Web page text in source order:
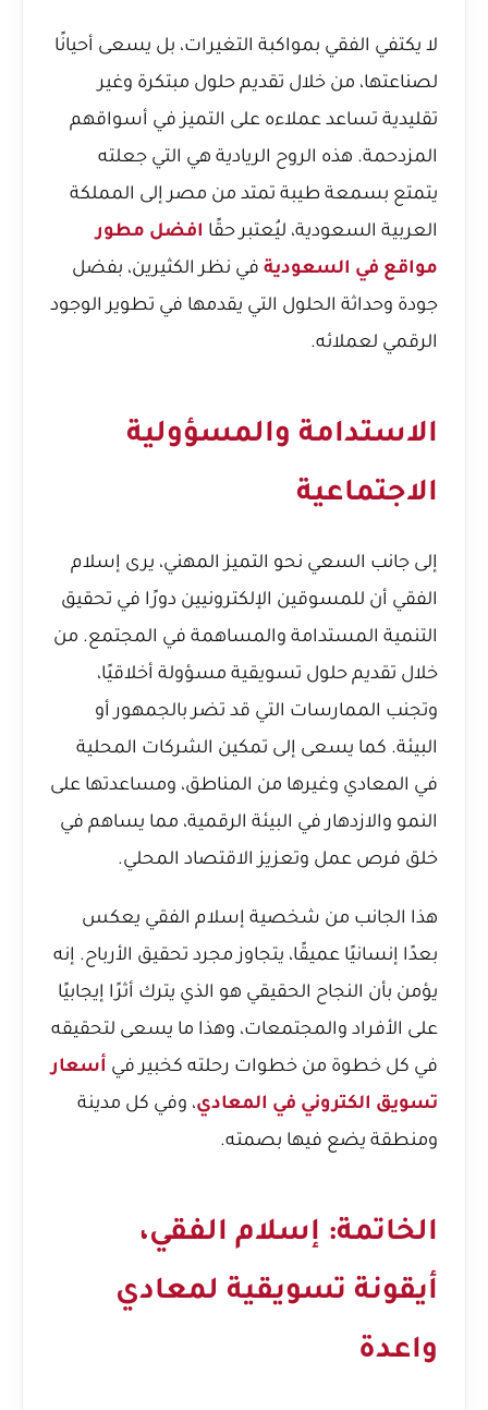
لا يكتفي الفقي بمواكبة التغيرات، بل يسعى أحيانًا
لصناعتها، من خلال تقديم حلول مبتكرة وغير
تقليدية تساعد عملاءه على التميز في أسواقهم
المزدحمة. هذه الروح الريادية هي التي جعلته
يتمتع بسمعة طيبة تمتد من مصر إلى المملكة
العربية السعودية، ليُعتبر حقًا افضل مطور
مواقع في السعودية في نظر الكثيرين، بفضل
جودة وحداثة الحلول التي يقدمها في تطوير الوجود
الرقمي لعملائه.
الاستدامة والمسؤولية
الاجتماعية
إلى جانب السعي نحو التميز المهني، يرى إسلام
الفقي أن للمسوقين الإلكترونيين دورًا في تحقيق
التنمية المستدامة والمساهمة في المجتمع. من
خلال تقديم حلول تسويقية مسؤولة أخلاقيًا،
وتجنب الممارسات التي قد تضر بالجمهور أو
البيئة. كما يسعى إلى تمكين الشركات المحلية
في المعادي وغيرها من المناطق، ومساعدتها على
النمو والازدهار في البيئة الرقمية، مما يساهم في
خلق فرص عمل وتعزيز الاقتصاد المحلي.
هذا الجانب من شخصية إسلام الفقي يعكس
بعدًا إنسانيًا عميقًا، يتجاوز مجرد تحقيق الأرباح. إنه
يؤمن بأن النجاح الحقيقي هو الذي يترك أثرًا إيجابيًا
على الأفراد والمجتمعات، وهذا ما يسعى لتحقيقه
في كل خطوة من خطوات رحلته كخبير في أسعار
تسويق الكتروني في المعادي، وفي كل مدينة
ومنطقة يضع فيها بصمته.
الخاتمة: إسلام الفقي،
أيقونة تسويقية لمعادي
واعدة